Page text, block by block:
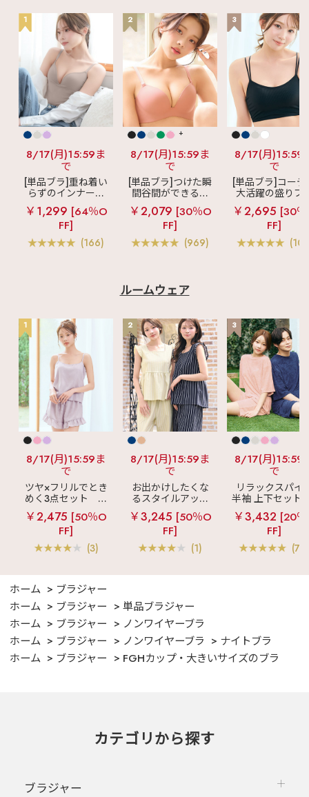
1
8/17(月)15:59ま
で
[単品ブラ]重ね着い
らずのインナーブ
ラ
リッチバスト
ブラトップ (ワイヤ
ー入り)
￥1,299 [64％O
FF]
(166)
2
+
8/17(月)15:59ま
で
[単品ブラ]つけた瞬
間谷間ができるシ
ームレスブラ
超
盛ブラ(R) シームレ
ス 単品ブラジャー
￥2,079 [30％O
FF]
(969)
3
8/17(月)15:59
で
[単品ブラ]コーデ
大活躍の盛りブ
ショートレン
ス ブラトップ 超
ブラ(R) 単品ブ
ャー
￥2,695 [30
FF]
ルームウェア
1
8/17(月)15:59ま
で
ツヤ×フリルでとき
めく3点セット
シ
ルキー ショートパ
ンツ 3点セット
￥2,475 [50％O
FF]
(3)
2
8/17(月)15:59ま
で
お出かけしたくな
るスタイルアップ
見え
ストライプ
フリル ロングパン
ツ 綿混 上下セット
￥3,245 [50％O
FF]
(1)
3
8/17(月)15:59
で
リラックスパイ
半袖 上下セット
女兼用サイズ)
￥3,432 [20
FF]
ホーム
ブラジャー
ホーム
ブラジャー
単品ブラジャー
ホーム
ブラジャー
ノンワイヤーブラ
ホーム
ブラジャー ノンワイヤーブラ
ナイトブラ
ホーム
ブラジャー FGHカップ・大きいサイズのブラ
カテゴリから探す
ブラジャー